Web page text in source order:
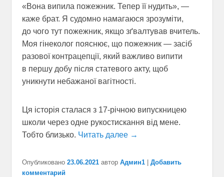
«Вона випила пожежник. Тепер її нудить», —
каже брат. Я судомно намагаюся зрозуміти,
до чого тут пожежник, якщо зґвалтував вчитель.
Моя гінеколог пояснює, що пожежник — засіб
разової контрацепції, який важливо випити
в першу добу після статевого акту, щоб
уникнути небажаної вагітності.
Ця історія сталася з 17-річною випускницею
школи через одне рукостискання від мене.
Тобто близько. Читать далее →
Опубликовано 23.06.2021 автор Админ1
Добавить
комментарий